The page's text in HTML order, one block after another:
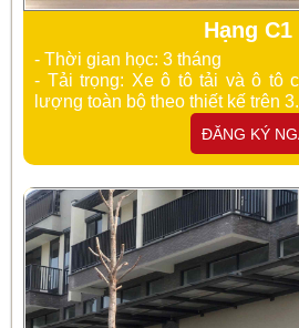
Hạng C1
- Thời gian học: 3 tháng
- Tải trọng: Xeô tô tải và ô tô
lượng toàn bộ theo thiết kế trên
ĐĂNG KÝ